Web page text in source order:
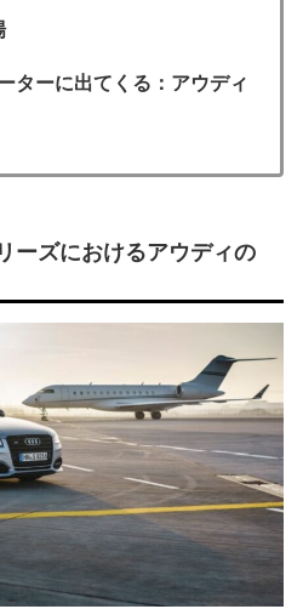
ターに出てくる：アウディ
ーズにおけるアウディの